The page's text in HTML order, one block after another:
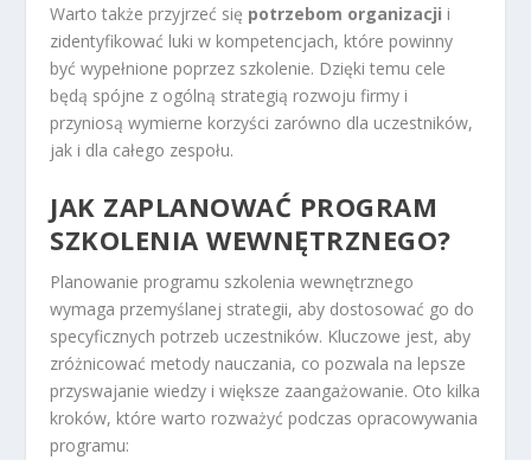
Warto także przyjrzeć się potrzebom organizacji i
zidentyfikować luki w kompetencjach, które powinny
być wypełnione poprzez szkolenie. Dzięki temu cele
będą spójne z ogólną strategią rozwoju firmy i
przyniosą wymierne korzyści zarówno dla uczestników,
jak i dla całego zespołu.
JAK ZAPLANOWAĆ PROGRAM
SZKOLENIA WEWNĘTRZNEGO?
Planowanie programu szkolenia wewnętrznego
wymaga przemyślanej strategii, aby dostosować go do
specyficznych potrzeb uczestników. Kluczowe jest, aby
zróżnicować metody nauczania, co pozwala na lepsze
przyswajanie wiedzy i większe zaangażowanie. Oto kilka
kroków, które warto rozważyć podczas opracowywania
programu: